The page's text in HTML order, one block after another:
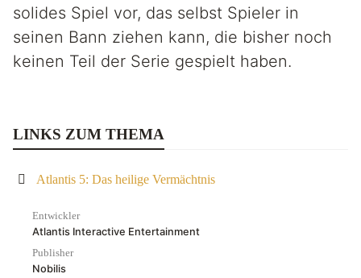
solides Spiel vor, das selbst Spieler in
seinen Bann ziehen kann, die bisher noch
keinen Teil der Serie gespielt haben.
LINKS ZUM THEMA
Atlantis 5: Das heilige Vermächtnis
Entwickler
Atlantis Interactive Entertainment
Publisher
Nobilis